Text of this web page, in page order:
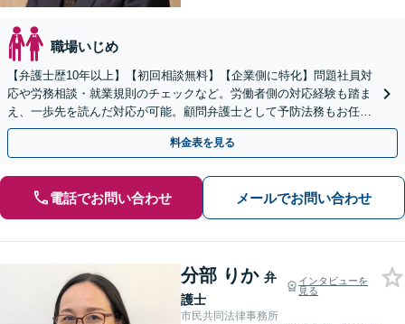
職場いじめ
【弁護士歴10年以上】【初回相談無料】【企業側に特化】問題社員対
応や労務相談・就業規則のチェックなど。労働者側の対応経験も踏ま
え、一歩先を読んだ対応が可能。顧問弁護士として予防法務もお任せ
ください【休日・夜間相談可】【京都市役所前駅5分】
料金表を見る
電話でお問い合わせ メールでお問い合わせ
分部 りか 弁
護士
インタビューを
見る
市民共同法律事務所